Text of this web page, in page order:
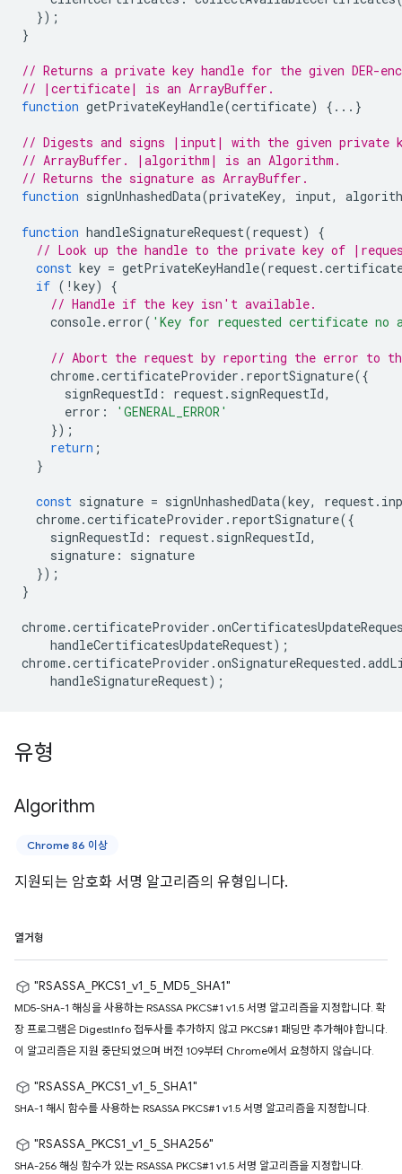
});
}
// Returns a private key handle for the given DER-
// |certificate| is an ArrayBuffer.
function getPrivateKeyHandle(certificate) {...}
// Digests and signs |input| with the given
// ArrayBuffer. |algorithm| is an Algorithm.
// Returns the signature as ArrayBuffer.
function signUnhashedData(privateKey, input,
function handleSignatureRequest(request)
{
// Look up the handle to the private key of
const key = getPrivateKeyHandle(request.
if ( ! key)
{
// Handle if the key isn't available.
console. error( 'Key for requested certificate no
// Abort the request by reporting the error to
chrome.certificateProvider . reportSignature({
signRequestId : request. signRequestId,
error :
'GENERAL_ERROR'
});
return ;
}
const signature = signUnhashedData(key, request.
chrome.certificateProvider . reportSignature({
signRequestId : request. signRequestId,
signature :
signature
});
}
chrome.certificateProvider .
handleCertificatesUpdateRequest);
chrome.certificateProvider .onSignatureRequested .
handleSignatureRequest);
유형
Algorithm
Chrome 86 이상
지원되는 암호화 서명 알고리즘의 유형입니다.
열거형
"RSASSA_PKCS1_v1_5_MD5_SHA1"
MD5-SHA-1 해싱을 사용하는 RSASSA PKCS#1 v1.5 서명 알고리즘을 지정합니다. 확
장 프로그램은 DigestInfo 접두사를 추가하지 않고 PKCS#1 패딩만 추가해야 합니다.
이 알고리즘은 지원 중단되었으며 버전 109부터 Chrome에서 요청하지 않습니다.
"RSASSA_PKCS1_v1_5_SHA1"
SHA-1 해시 함수를 사용하는 RSASSA PKCS#1 v1.5 서명 알고리즘을 지정합니다.
"RSASSA_PKCS1_v1_5_SHA256"
SHA-256 해싱 함수가 있는 RSASSA PKCS#1 v1.5 서명 알고리즘을 지정합니다.